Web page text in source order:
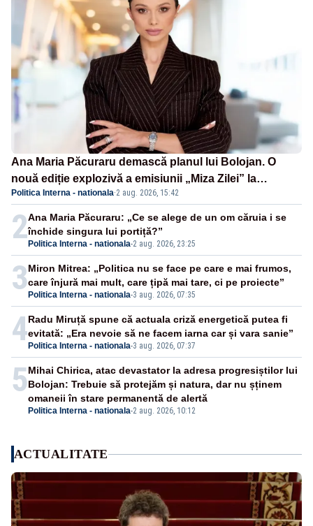
Ana Maria Păcuraru demască planul lui Bolojan. O
nouă ediție explozivă a emisiunii „Miza Zilei” la
Realitatea PLUS
Politica Interna - nationala·2 aug. 2026, 15:42
2 Politica Interna - nationala-2 aug. 2026, 23:25
Ana Maria Păcuraru: „Ce se alege de un om căruia i se
închide singura lui portiță?”
3 Politica Interna - nationala-3 aug. 2026, 07:35
Miron Mitrea: „Politica nu se face pe care e mai frumos,
care înjură mai mult, care țipă mai tare, ci pe proiecte”
4 Politica Interna - nationala-3 aug. 2026, 07:37
Radu Miruță spune că actuala criză energetică putea fi
evitată: „Era nevoie să ne facem iarna car și vara sanie”
5
Politica Interna - nationala-2 aug. 2026, 10:12
Mihai Chirica, atac devastator la adresa progresiștilor lui
Bolojan: Trebuie să protejăm și natura, dar nu șținem
omaneii în stare permanentă de alertă
ACTUALITATE